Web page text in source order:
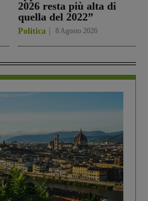
2026 resta più alta di
quella del 2022”
Politica 8 Agosto 2026